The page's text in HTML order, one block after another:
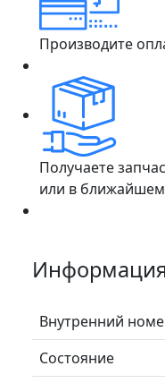
Производите
Получаете
или в
Внутренний
Состояние